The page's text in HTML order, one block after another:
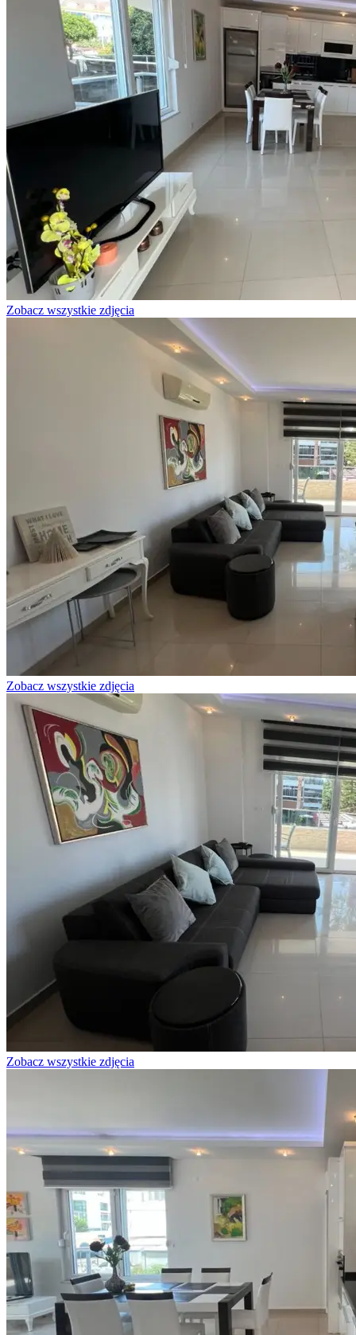
Zobacz wszystkie zdjęcia
Zobacz wszystkie zdjęcia
Zobacz wszystkie zdjęcia